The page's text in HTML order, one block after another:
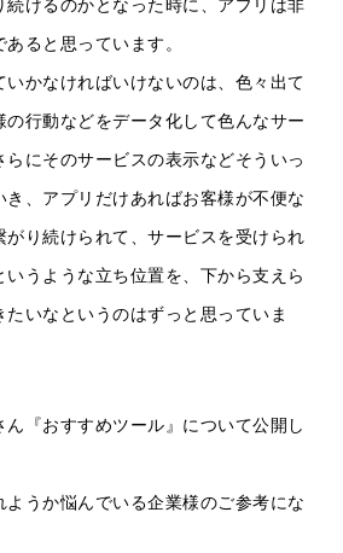
続けるのかとなった時に、アプリは非
ると思っています。
かなければいけないのは、色々出て
の行動などをデータ化して色んなサー
らにそのサービスの表示などそういっ
き、アプリだけあればお客様が不便な
がり続けられて、サービスを受けられ
うような立ち位置を、下から支えら
いなというのはずっと思っていま
『おすすめツール』について公開し
ようか悩んでいる企業様のご参考にな